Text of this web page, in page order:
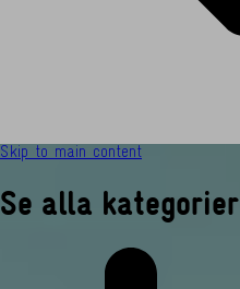
Skip to main content
Se alla kategorier